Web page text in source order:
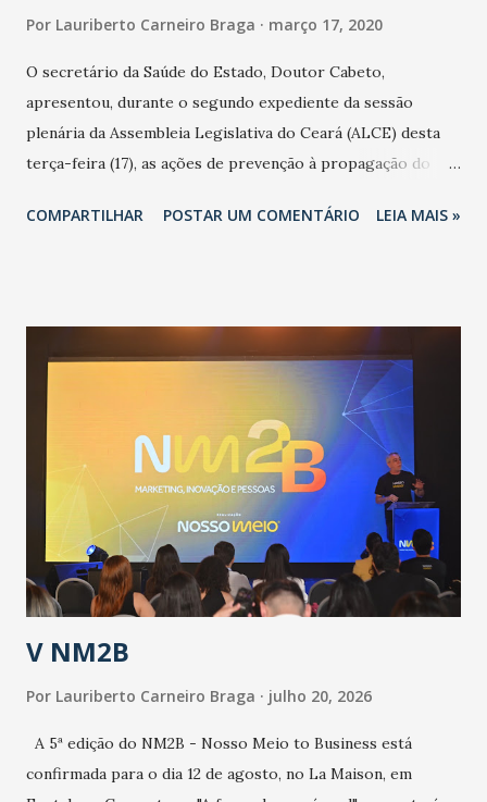
Por Lauriberto Carneiro Braga março 17, 2020
O secretário da Saúde do Estado, Doutor Cabeto,
apresentou, durante o segundo expediente da sessão
plenária da Assembleia Legislativa do Ceará (ALCE) desta
terça-feira (17), as ações de prevenção à propagação do
adotadas pelo Governo do Estado na contenção da
população suspeita e de cuidados com os ambientes
públicos e domiciliares. “Nós não estamos vivendo uma
epidemia comum, como temos em todos os anos, com
aumento de casos de dengue, influenza ou H1N1. Trata-se
de uma epidemia com um vírus diferente, com um poder de
contaminação maior que outros coronavírus”, apontou o
secretário. Segundo ele, é uma epidemia com chance de
contaminação alta, podendo gerar um grande risco à
população e ao sistema de saúde. “Precisamos saber fazer a
estratificação do risco da doença, para não so...
COMPARTILHAR POSTAR UM COMENTÁRIO LEIA MAIS »
V NM2B
Por Lauriberto Carneiro Braga julho 20, 2026
A 5ª edição do NM2B - Nosso Meio to Business está
confirmada para o dia 12 de agosto, no La Maison, em